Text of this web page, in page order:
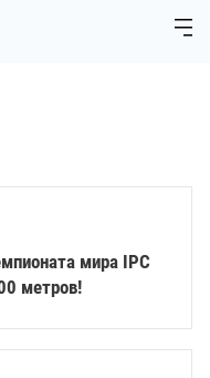
мира IPC
метров!